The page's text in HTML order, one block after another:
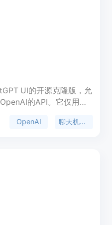
UI的开源克隆版，允
的API。它仅用于
OpenAI 聊天机器人